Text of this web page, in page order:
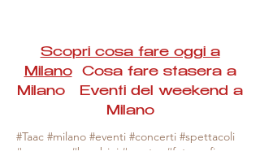
Scopri cosa fare oggi a
MilanoCosa fare stasera a
Milano Eventi del weekend a
Milano
#Taac #milano #eventi #concerti #spettacoli
#rassegne #bambini #mostre #fotografia